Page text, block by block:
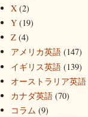
X (2)
Y (19)
Z (4)
アメリカ英語 (147)
イギリス英語 (139)
オーストラリア英語
カナダ英語 (70)
コラム (9)